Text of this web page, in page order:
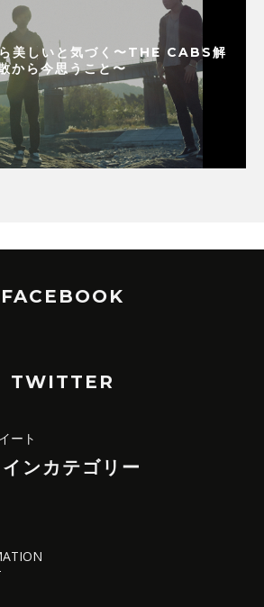
美しいと気づく〜THE CABS解
から今思うこと〜
FACEBOOK
TWITTER
ート
ンカテゴリー